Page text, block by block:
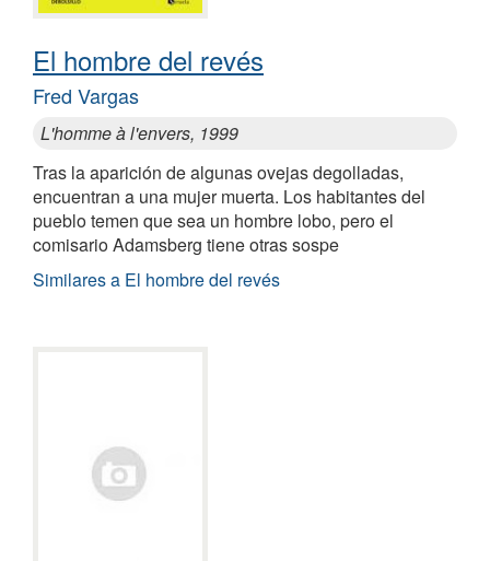
El hombre del revés
Fred Vargas
L'homme à l'envers, 1999
Tras la aparición de algunas ovejas degolladas,
encuentran a una mujer muerta. Los habitantes del
pueblo temen que sea un hombre lobo, pero el
comisario Adamsberg tiene otras sospe
Similares a El hombre del revés